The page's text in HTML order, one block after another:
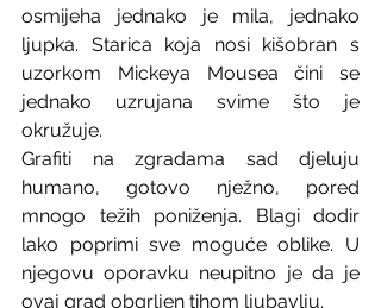
osmijeha jednako je mila, jednako
ljupka. Starica koja nosi kišobran s
uzorkom Mickeya Mousea čini se
jednako uzrujana svime što je
okružuje.
Grafiti na zgradama sad djeluju
humano, gotovo nježno, pored
mnogo težih poniženja. Blagi dodir
lako poprimi sve moguće oblike. U
njegovu oporavku neupitno je da je
ovaj grad obgrljen tihom ljubavlju.